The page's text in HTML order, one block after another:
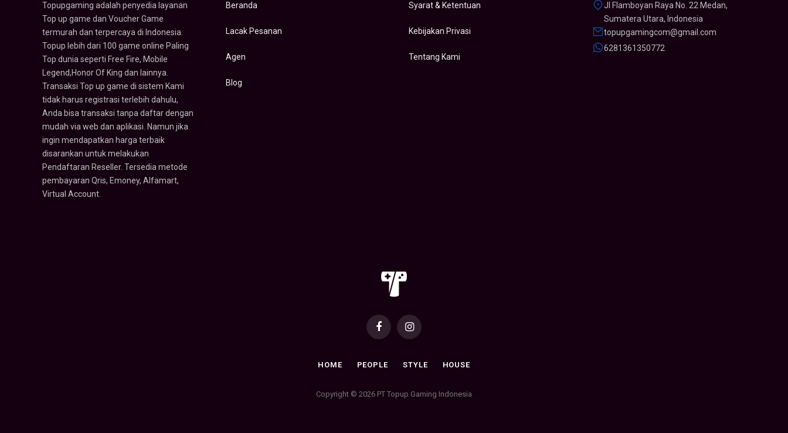
Topupgaming adalah penyedia layanan
Top up game dan Voucher Game
termurah dan terpercaya di Indonesia.
Topup lebih dari 100 game online Paling
Top dunia seperti Free Fire, Mobile
Legend,Honor Of King dan lainnya.
Transaksi Top up game di sistem Kami
tidak harus registrasi terlebih dahulu,
Anda bisa transaksi tanpa daftar dengan
mudah via web dan aplikasi. Namun jika
ingin mendapatkan harga terbaik
disarankan untuk melakukan
Pendaftaran Reseller. Tersedia metode
pembayaran Qris, Emoney, Alfamart,
Virtual Account.
Beranda
Lacak Pesanan
Agen
Blog
Syarat & Ketentuan
Kebijakan Privasi
Tentang Kami
Jl Flamboyan Raya No. 22 Medan,
Sumatera Utara, Indonesia
topupgamingcom@gmail.com
6281361350772
FacebookInstagram
HOME PEOPLE STYLE HOUSE
Copyright © 2026 PT Topup Gaming Indonesia